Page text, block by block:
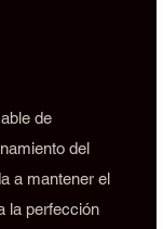
de
del
a mantener el
la perfección